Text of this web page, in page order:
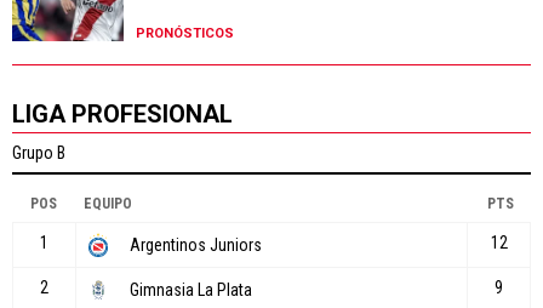
PRONÓSTICOS
LIGA PROFESIONAL